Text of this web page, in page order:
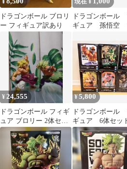
¥
ドラゴンボール ブロリ
ー フィギュア訳あり
現在 ¥
ドラゴンボール
ギュア 孫悟空
¥ 24,555
ドラゴンボール フィギ
ュア ブロリー 2体セッ
ト
¥5,800
ドラゴンボール
ギュア 6体セッ
とめ売り